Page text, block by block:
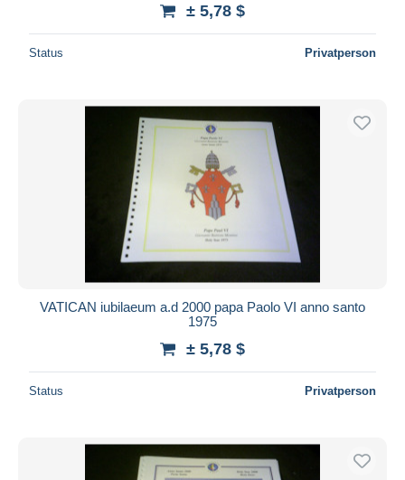
± 5,78 $
Status Privatperson
VATICAN iubilaeum a.d 2000 papa Paolo VI anno santo
1975
± 5,78 $
Status Privatperson